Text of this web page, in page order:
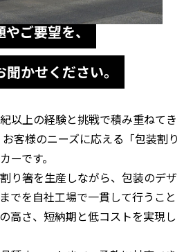
やご要望を、
かせください。
以上の経験と挑戦で積み重ねてき
客様のニーズに応える「包装割り
ーです。
り箸を生産しながら、包装のデザ
でを自社工場で一貫して行うこと
高さ、短納期と低コストを実現し